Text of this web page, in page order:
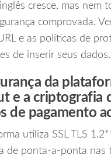
cresce, mas nem
comprovada.
e as políticas de
de inserir seus dados.
da
e a criptografia
de pagamento
utiliza SSL TLS
de ponta‑a‑ponta nas